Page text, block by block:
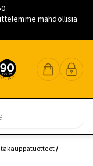
mahdollisia
/